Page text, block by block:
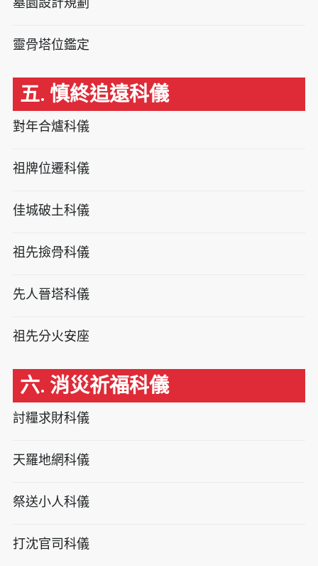
靈骨塔位鑑定
五. 慎終追遠科儀
對年合爐科儀
祖牌位遷科儀
佳城破土科儀
祖先撿骨科儀
先人晉塔科儀
祖先分火安座
六. 消災祈福科儀
討糧求財科儀
天羅地網科儀
祭送小人科儀
打沈官司科儀